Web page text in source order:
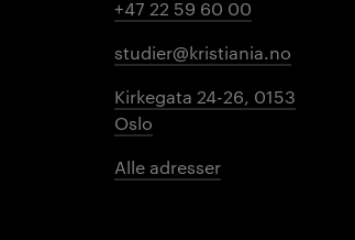
+47 22 59 60 00
studier@kristiania.no
Kirkegata 24-26, 0153
Oslo
Alle adresser